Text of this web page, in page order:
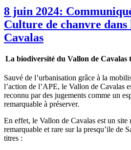
8 juin 2024:
Culture de chanvre dans
Cavalas
La biodiversité du Vallon de Cavalas
Sauvé de l’urbanisation grâce à la
l’action de l’APE, le Vallon de Cavalas
reconnu par des jugements comme un
remarquable à préserver.
En effet, le Vallon de Cavalas est un site
remarquable et rare sur la presqu’ile de
titres :